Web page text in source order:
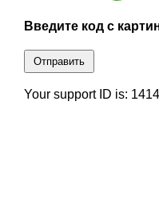
Введите код с
Отправить
Your support ID is: